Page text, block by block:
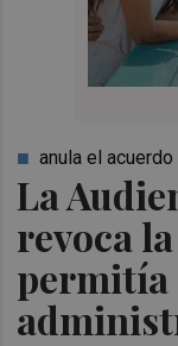
La
revoca
permitía
anula el